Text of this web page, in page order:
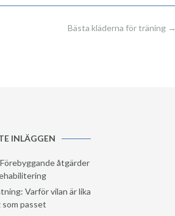
Bästa kläderna för träning →
INLÄGGEN
åtgärder
Varför vilan är lika
passet